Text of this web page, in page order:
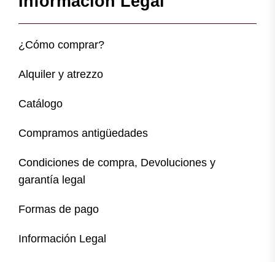
¿Cómo comprar?
Alquiler y atrezzo
Catálogo
Compramos antigüedades
Condiciones de compra, Devoluciones y
garantía legal
Formas de pago
Información Legal